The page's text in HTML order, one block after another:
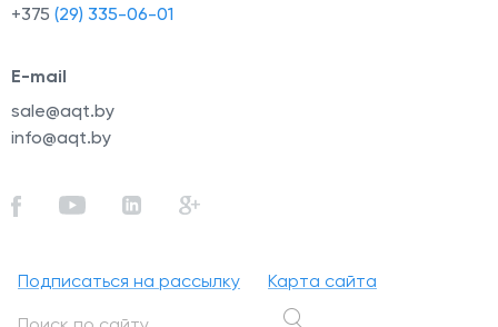
+375 (29) 335-06-01
E-mail
sale@aqt.by
info@aqt.by
Подписаться на рассылку Карта сайта